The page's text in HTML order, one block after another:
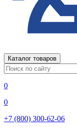
Каталог товаров
0
0
+7 (800) 300-62-06